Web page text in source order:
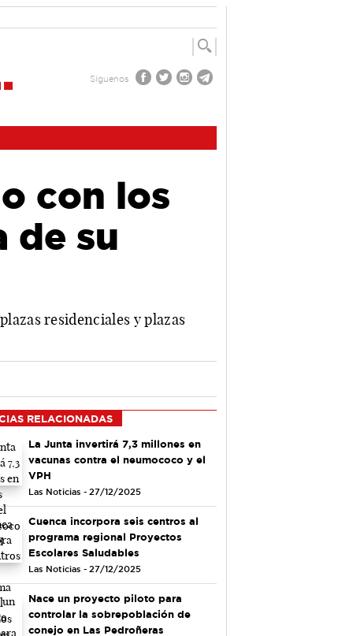
Síguenos
con los
de su
residenciales y plazas
RELACIONADAS
La Junta invertirá 7,3 millones en
vacunas contra el neumococo y el
VPH
Las Noticias - 27/12/2025
Cuenca incorpora seis centros al
programa regional Proyectos
Escolares Saludables
Las Noticias - 27/12/2025
Nace un proyecto piloto para
controlar la sobrepoblación de
conejo en Las Pedroñeras